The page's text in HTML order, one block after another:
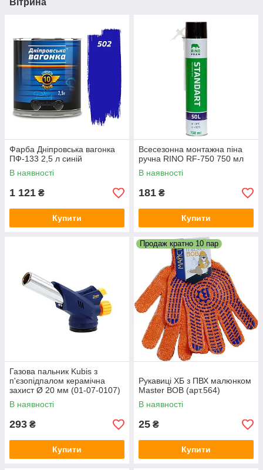
Вітрина
Фарба Дніпровська вагонка
ПФ-133 2,5 л синій
В наявності
1 121 ₴
Купити
Всесезонна монтажна піна
ручна RINO RF-750 750 мл
В наявності
181 ₴
Купити
Газова пальник Kubis з
п'єзопідпалом керамічна
захист Ø 20 мм (01-07-0107)
В наявності
293 ₴
Купити
Продаж кратно 10 пар
Рукавиці ХБ з ПВХ малюнком
Master BOB (арт.564)
В наявності
25 ₴
Купити